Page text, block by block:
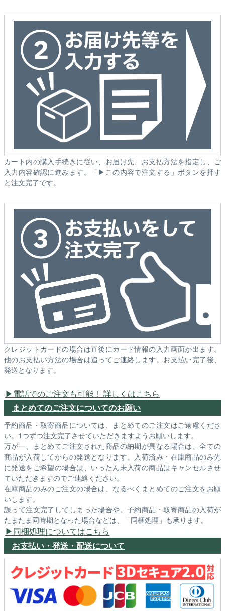
カート内の購入手続きに従い、お届け先、お支払方法を指定し、ご
入力内容確認に進みます。「▶この内容で注文する」ボタンを押す
と注文完了です。
クレジットカードの場合は直後にカード情報の入力画面が出ます。
他のお支払い方法の場合は追ってご連絡します。お支払い完了後、
発送となります。
電話でのご注文も可能！ 詳しくはこちら
まとめてのご注文についてのお願い
予約商品・取寄商品については、まとめてのご注文はご遠慮くださ
い。1つずつ注文完了させていただきますようお願いします。
万が一、まとめてご注文された商品の納期が異なる場合は、全ての
商品が入荷してからの発送となります。入荷済み・在庫商品のみ先
に発送をご希望の場合は、いったん未入荷の商品はキャンセルさせ
ていただきますのでご連絡ください。
在庫商品のみのご注文の場合は、なるべくまとめてのご注文をお願
いします。
誤って注文完了してしまった場合や、予約商品・取寄商品の入荷が
たまたま同時期となった場合などは、「同梱処理」も承ります。
同梱処理についてはこちら
お支払い・発送・配送について